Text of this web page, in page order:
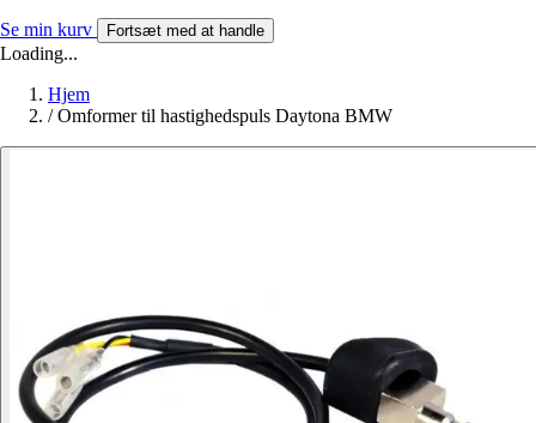
Se min kurv Fortsæt med at handle
Loading...
Hjem
/ Omformer til hastighedspuls Daytona BMW